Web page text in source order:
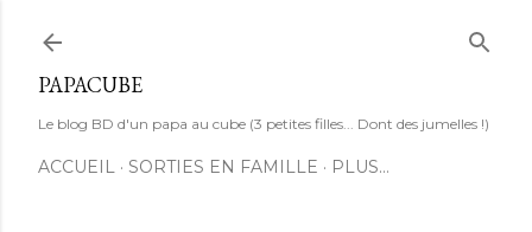
PAPACUBE
Le blog BD d'un papa au cube (3 petites filles... Dont des jumelles !)
ACCUEIL SORTIES EN FAMILLE PLUS…